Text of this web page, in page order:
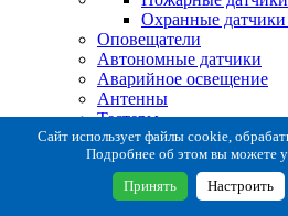
Охранные
Оповещатели
Автономные датчики
Аварийное освещение
Антенны
Тестеры
Система сбора
Расходные и монтажные
Коробки
Кронштейны для
Сайт использует файлы cookie,
Подробнее об этом вы можете
Принять Настроить